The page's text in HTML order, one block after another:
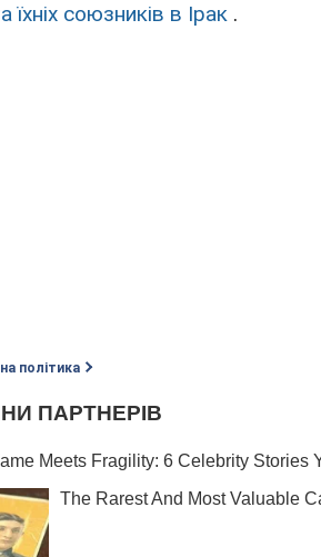
союзників в Ірак .
політика